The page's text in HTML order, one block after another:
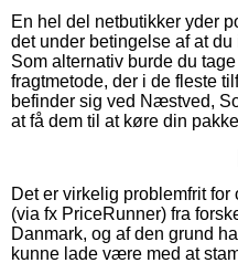
En hel del netbutikker yder
det under betingelse af at
Som alternativ burde du
fragtmetode, der i de fleste
befinder sig ved Næstved,
at få dem til at køre din
Det er virkelig problemfrit
(via fx PriceRunner) fra
Danmark, og af den grund
kunne lade være med at